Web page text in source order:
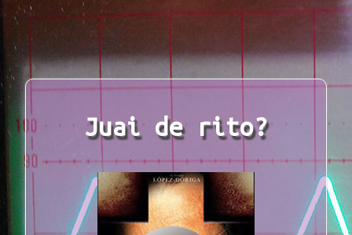
Juai de rito?